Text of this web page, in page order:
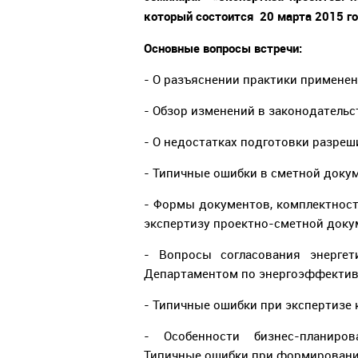
который состоится 20 марта 2015
Основные вопросы встречи:
- О разъяснении практики
- Обзор изменений в
- О недостатках подготовки
- Типичные ошибки в сметной
- Формы документов,
экспертизу проектно-сметной
- Вопросы согласования
Департаментом по
- Типичные ошибки при экспертизе
- Особенности бизнес-